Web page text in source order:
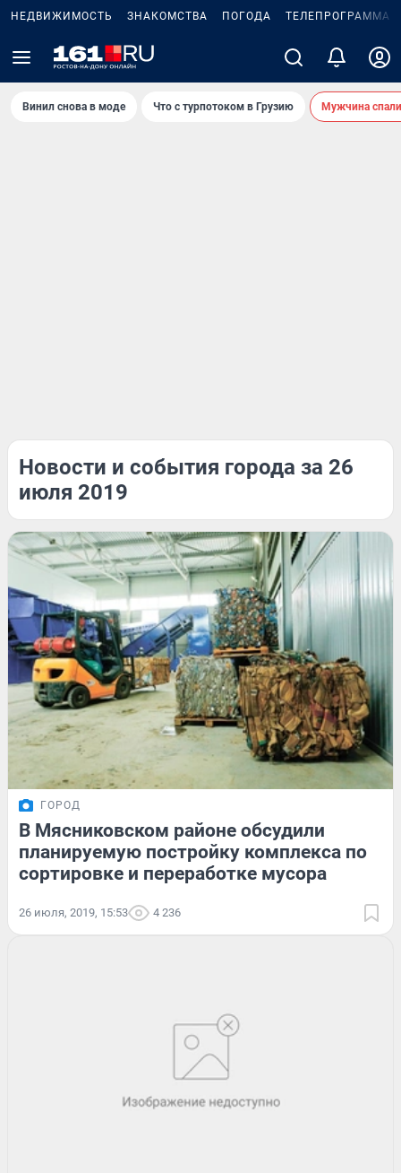
НЕДВИЖИМОСТЬ ЗНАКОМСТВА ПОГОДА ТЕЛЕПРОГРАММА
Винил снова в моде Что с турпотоком в Грузию Мужчина
Новости и события города за 26
июля 2019
ГОРОД
В Мясниковском районе обсудили
планируемую постройку комплекса по
сортировке и переработке мусора
26 июля, 2019, 15:53 4 236